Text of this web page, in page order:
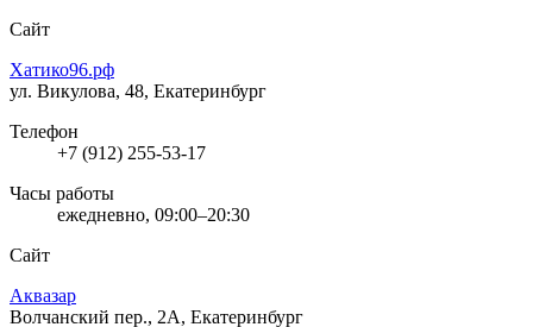
Сайт
Хатико96.рф
ул. Викулова, 48, Екатеринбург
Телефон
+7 (912) 255-53-17
Часы работы
ежедневно, 09:00–20:30
Сайт
Аквазар
Волчанский пер., 2А, Екатеринбург